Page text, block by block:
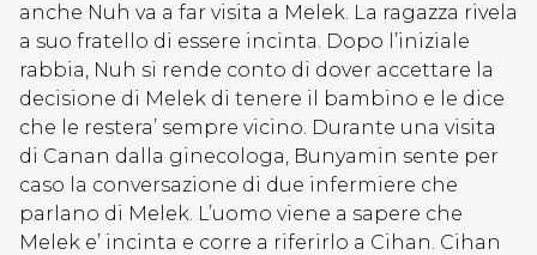
anche Nuh va a far visita a Melek. La ragazza rivela
a suo fratello di essere incinta. Dopo l’iniziale
rabbia, Nuh si rende conto di dover accettare la
decisione di Melek di tenere il bambino e le dice
che le restera’ sempre vicino. Durante una visita
di Canan dalla ginecologa, Bunyamin sente per
caso la conversazione di due infermiere che
parlano di Melek. L’uomo viene a sapere che
Melek e’ incinta e corre a riferirlo a Cihan. Cihan